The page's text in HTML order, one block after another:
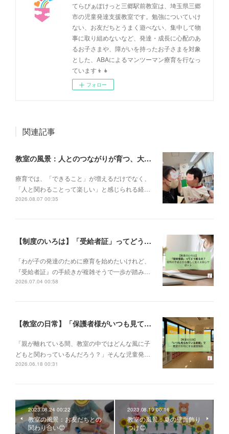
てらぴぁぽけっと三郷駅前教室は、埼玉県三郷
市の児童発達支援教室です。勉強についていけ
ない、お友だちとうまく遊べない、集中して物
事に取り組めないなど、発達・成長に心配のあ
るお子さまや、障がいを持ったお子さまを対象
とした、ABAによるマンツーマン療育を行なっ
ています👦👧
フォロー
関連記事
教室の風景：人とのつながりが育つ、大切な一瞬🌼
療育では、「できること」が増えるだけでなく、
「人と関わることって楽しい」と感じられる経…
2026.08.07 00:35
【制度のいろは】「受給者証」ってどう取るの？申請の流れと、てらぴぁぽけっとの安心サポート✨
「わが子の発達のために療育を始めたいけれど、
『受給者証』の手続きが複雑そうで一歩が踏み…
2026.07.04 00:58
【教室の日常】「保護者様がいつも見ている前提で」。私たちが大切にする教室運営指針✨
「親が離れている間、教室の中ではどんな風に子
どもと関わっているんだろう？」そんな児童発…
2026.06.18 00:31
2023.08.24 00:22
教室の風景：お友だちとの
関わり合い😊
2023.08.19 00:16
教室の風景：夏の壁面飾り
つけ😊